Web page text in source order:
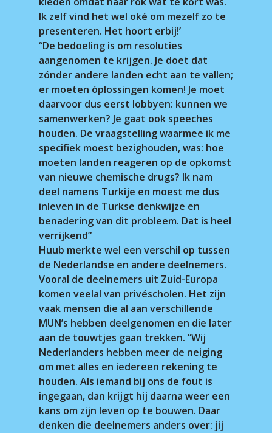
Ik zelf vind het wel oké om mezelf zo te
presenteren. Het hoort erbij!’
“De bedoeling is om resoluties
aangenomen te krijgen. Je doet dat
zónder andere landen echt aan te vallen;
er moeten óplossingen komen! Je moet
daarvoor dus eerst lobbyen: kunnen we
samenwerken? Je gaat ook speeches
houden. De vraagstelling waarmee ik me
specifiek moest bezighouden, was: hoe
moeten landen reageren op de opkomst
van nieuwe chemische drugs? Ik nam
deel namens Turkije en moest me dus
inleven in de Turkse denkwijze en
benadering van dit probleem. Dat is heel
verrijkend”
Huub merkte wel een verschil op tussen
de Nederlandse en andere deelnemers.
Vooral de deelnemers uit Zuid-Europa
komen veelal van privéscholen. Het zijn
vaak mensen die al aan verschillende
MUN’s hebben deelgenomen en die later
aan de touwtjes gaan trekken. “Wij
Nederlanders hebben meer de neiging
om met alles en iedereen rekening te
houden. Als iemand bij ons de fout is
ingegaan, dan krijgt hij daarna weer een
kans om zijn leven op te bouwen. Daar
denken die deelnemers anders over: jij